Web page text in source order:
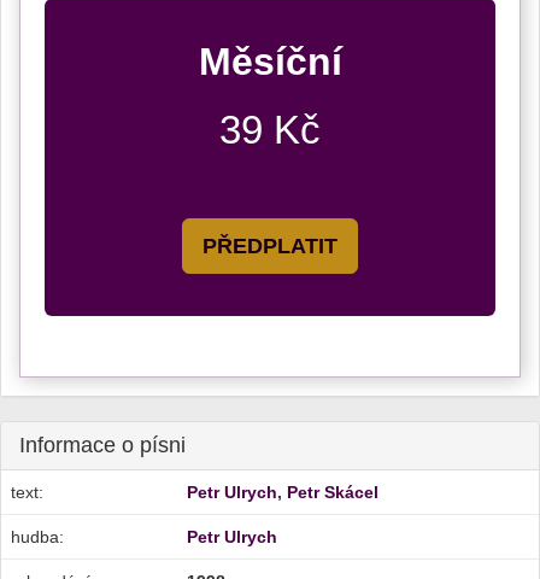
Měsíční
39 Kč
PŘEDPLATIT
Informace o písni
text: Petr Ulrych, Petr Skácel
hudba: Petr Ulrych